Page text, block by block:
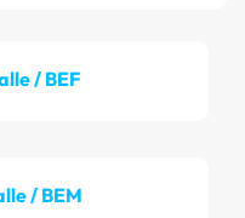
/ BEF
/ BEM